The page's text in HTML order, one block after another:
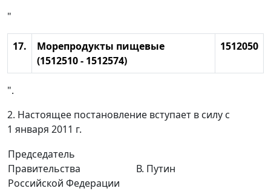
"
17.
Морепродукты пищевые
(1512510 - 1512574)
1512050
".
2. Настоящее постановление вступает в силу с
1 января 2011 г.
Председатель
Правительства
Российской Федерации
В. Путин